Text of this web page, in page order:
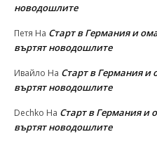
новодошлите
Петя На Старт в Германия и
въртят новодошлите
Ивайло На Старт в Германия и
въртят новодошлите
Dechko На Старт в Германия и
въртят новодошлите